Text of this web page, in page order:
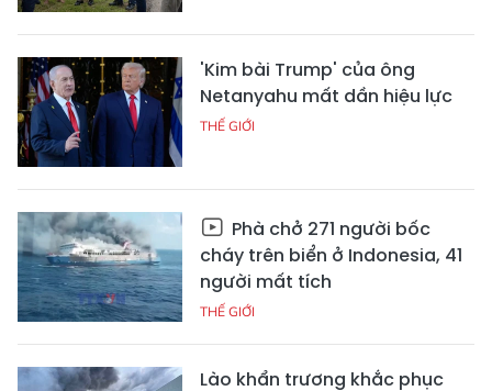
'Kim bài Trump' của ông
Netanyahu mất dần hiệu lực
THẾ GIỚI
Phà chở 271 người bốc
cháy trên biển ở Indonesia, 41
người mất tích
THẾ GIỚI
Lào khẩn trương khắc phục